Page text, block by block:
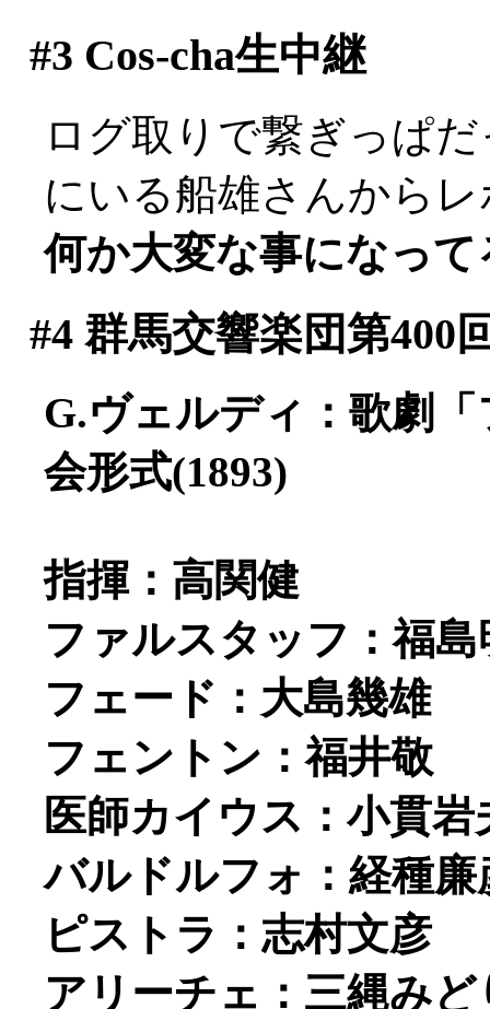
#3 Cos-cha生中継
ログ取りで繋ぎっぱ
にいる船雄さんから
何か大変な事になっ
#4群馬交響楽団第400
G.ヴェルディ：歌劇
会形式(1893)
指揮：高関健
ファルスタッフ：福島
フェード：大島幾雄
フェントン：福井敬
医師カイウス：小貫岩
バルドルフォ：経種廉
ピストラ：志村文彦
アリーチェ：三縄みど